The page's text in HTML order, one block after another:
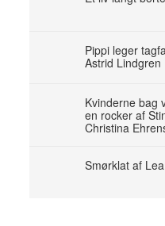
Pippi leger
Astrid Lindgren
Kvinderne bag
en rocker af
Christina
Smørklat af